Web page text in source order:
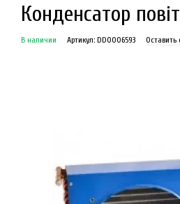
Конденсатор
В наличии Артикул: DD0006593 Оставить